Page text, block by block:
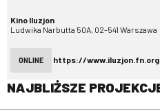
Kino Iluzjon
Ludwika Narbutta 50A, 02-541 Warszawa
ONLINE https://
NAJBLIŻSZE